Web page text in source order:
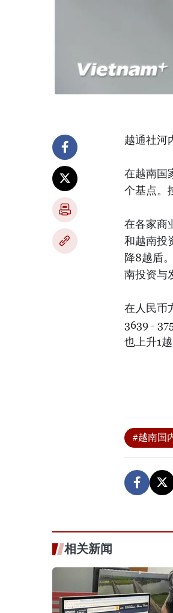
越通社河
在越南国
个基点。
在各家商
和越南投
降8越盾
南投资与
在人民币
3639 -
也上升1
#越南国
相关新闻